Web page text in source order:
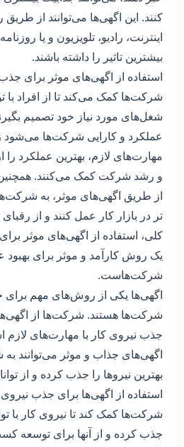
کنند. این اگهی‌ها می‌توانند از
اینترنت، رادیو، تلویزیون و یا
بیشترین تاثیر را داشته باشند.
استفاده از اگهی‌های موثر برای
شرکت‌ها کمک می‌کند تا از افراد با
شغل‌های مورد نیاز خود تصمیم
عملکرد و کارایی شرکت‌ها می‌شود
مهارت‌های لازم، بهترین عملکرد را
و رشد شرکت کمک می‌کنند.
از طریق اگهی‌های موثر، به
تر در بازار کار عمل کنند و از
کلی، استفاده از اگهی‌های موثر
یک روش کارآمد و موثر برای بهبود
شرکت‌هاست.
اگهی‌ها یکی از روش‌های مهم برای
شرکت‌ها هستند. شرکت‌ها از
جذب نیروی کار با مهارت‌های لازم
اگهی‌های جذاب و موثر می‌توانند
بهترین نیروها را جذب کرده و از
استفاده از اگهی‌ها برای جذب
شرکت‌ها کمک کند تا نیروی کار با
جذب کرده و از آنها برای توسعه